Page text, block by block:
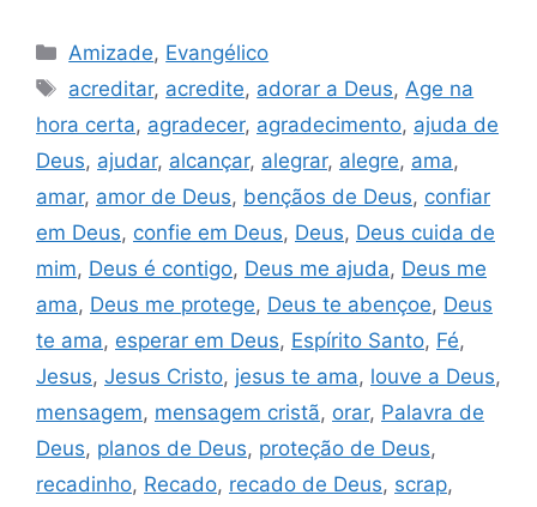
Categorias
Amizade, Evangélico
Tags
acreditar, acredite, adorar a Deus,Age na
hora certa, agradecer, agradecimento, ajuda de
Deus, ajudar, alcançar, alegrar, alegre, ama,
amar, amor de Deus, bençãos de Deus, confiar
em Deus, confie em Deus, Deus, Deus cuida de
mim, Deus é contigo, Deus me ajuda, Deus me
ama, Deus me protege, Deus te abençoe, Deus
te ama, esperar em Deus, Espírito Santo, Fé,
Jesus, Jesus Cristo, jesus te ama, louve a Deus,
mensagem, mensagem cristã, orar, Palavra de
Deus, planos de Deus, proteção de Deus,
recadinho, Recado, recado de Deus, scrap,